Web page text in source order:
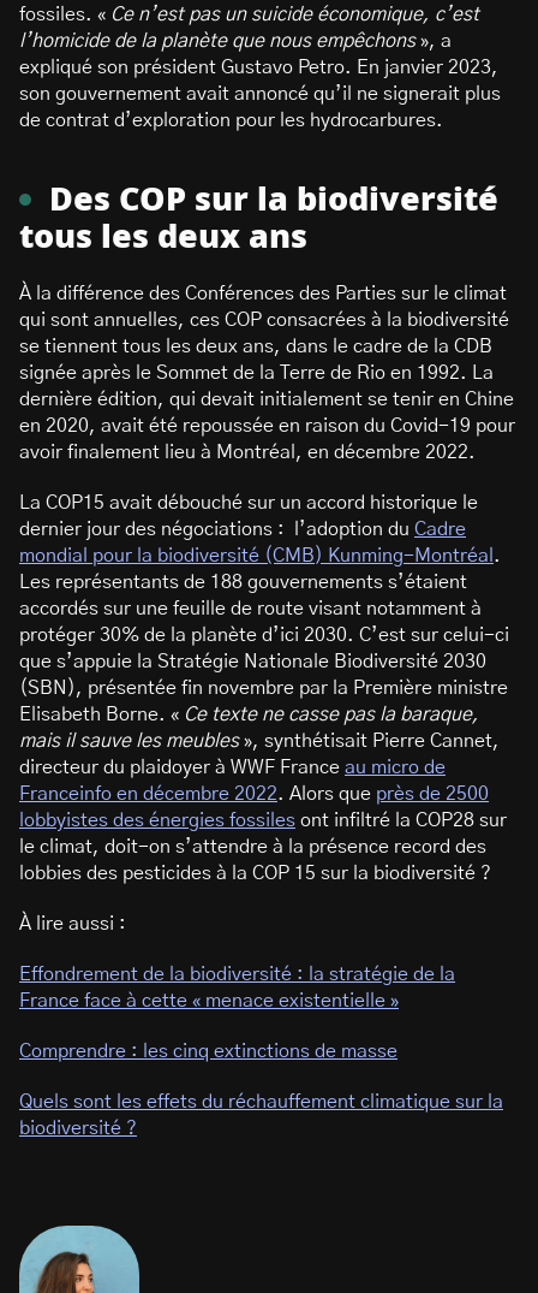
fossiles. « Ce n’est pas un suicide économique, c’est
l’homicide de la planète que nous empêchons», a
expliqué son président Gustavo Petro. En janvier 2023,
son gouvernement avait annoncé qu’il ne signerait plus
de contrat d’exploration pour les hydrocarbures.
Des COP sur la biodiversité
tous les deux ans
À la différence des Conférences des Parties sur le climat
qui sont annuelles, ces COP consacrées à la biodiversité
se tiennent tous les deux ans, dans le cadre de la CDB
signée après le Sommet de la Terre de Rio en 1992. La
dernière édition, qui devait initialement se tenir en Chine
en 2020, avait été repoussée en raison du Covid-19 pour
avoir finalement lieu à Montréal, en décembre 2022.
La COP15 avait débouché sur un accord historique le
dernier jour des négociations : l’adoption du Cadre
mondial pour la biodiversité (CMB) Kunming-Montréal .
Les représentants de 188 gouvernements s’étaient
accordés sur une feuille de route visant notamment à
protéger 30% de la planète d’ici 2030. C’est sur celui-ci
que s’appuie la Stratégie Nationale Biodiversité 2030
(SBN), présentée fin novembre par la Première ministre
Elisabeth Borne. « Ce texte ne casse pas la baraque,
mais il sauve les meubles», synthétisait Pierre Cannet,
directeur du plaidoyer à WWF France au micro de
Franceinfo en décembre 2022. Alors que près de 2500
lobbyistes des énergies fossiles ont infiltré la COP28 sur
le climat, doit-on s’attendre à la présence record des
lobbies des pesticides à la COP 15 sur la biodiversité ?
À lire aussi :
Effondrement de la biodiversité : la stratégie de la
France face à cette « menace existentielle »
Comprendre : les cinq extinctions de masse
Quels sont les effets du réchauffement climatique sur la
biodiversité ?